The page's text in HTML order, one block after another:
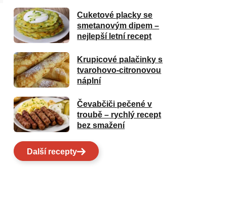
Cuketové placky se
smetanovým dipem –
nejlepší letní recept
Krupicové palačinky s
tvarohovo-citronovou
náplní
Čevabčiči pečené v
troubě – rychlý recept
bez smažení
Další recepty